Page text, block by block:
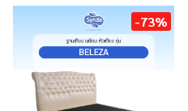
-73%